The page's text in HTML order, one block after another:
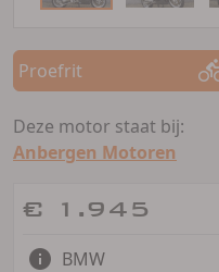
Proefrit
Deze motor staat bij:
Anbergen Motoren
€ 1.945
BMW